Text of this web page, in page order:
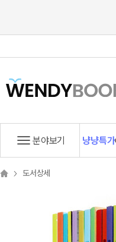
분야보기 냥냥특가
도서상세